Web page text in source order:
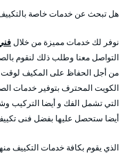
هل تبحث عن خدمات خاصة
نوفر لك خدمات مميزة من خلال
التواصل معنا وطلب ذلك لنقوم
من أجل الحفاظ على المكيف
الكويت المحترف بتوفير خدمات
التي تشمل الفك و أيضا التركيب
أيضا ستحصل عليها بفضل فنى
الذي يقوم بكافة خدمات التكييف